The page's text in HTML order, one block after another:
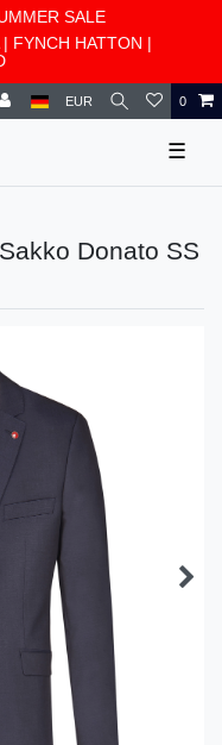
SALE
| FYNCH HATTON |
EUR 0
☰
Donato SS